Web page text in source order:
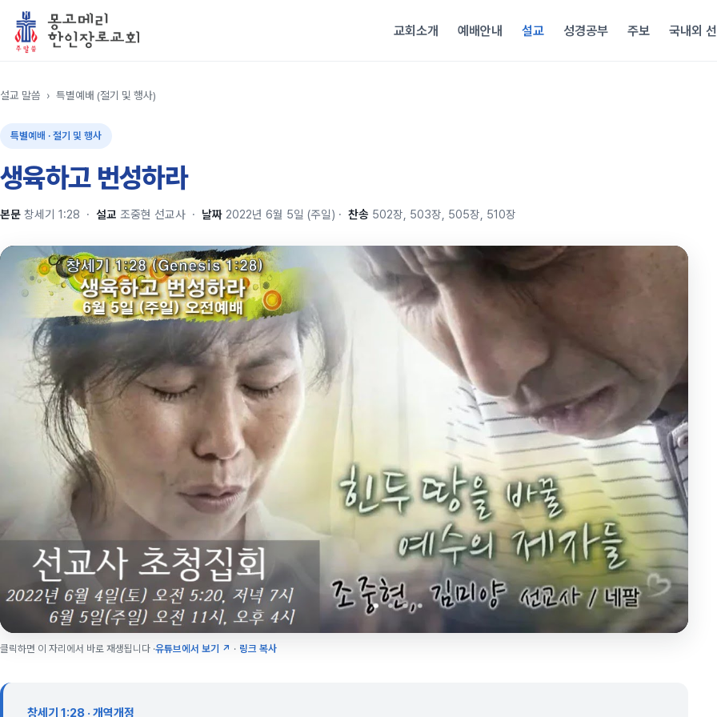
교회소개 예배안내 설교 성경공부 주보 국내외
설교 말씀 › 특별예배 (절기 및 행사)
특별예배 · 절기 및 행사
생육하고 번성하라
본문 창세기 1:28 · 설교 조중현 선교사 · 날짜 2022년 6월 5일 (주일) · 찬송 502장, 503장, 505장, 510장
클릭하면 이 자리에서 바로 재생됩니다 ·유튜브에서 보기 ↗ · 링크 복사
창세기 1:28 · 개역개정